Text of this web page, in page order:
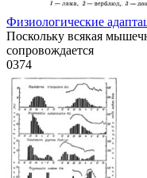
Физиологические
Поскольку всякая
сопровождается
0374